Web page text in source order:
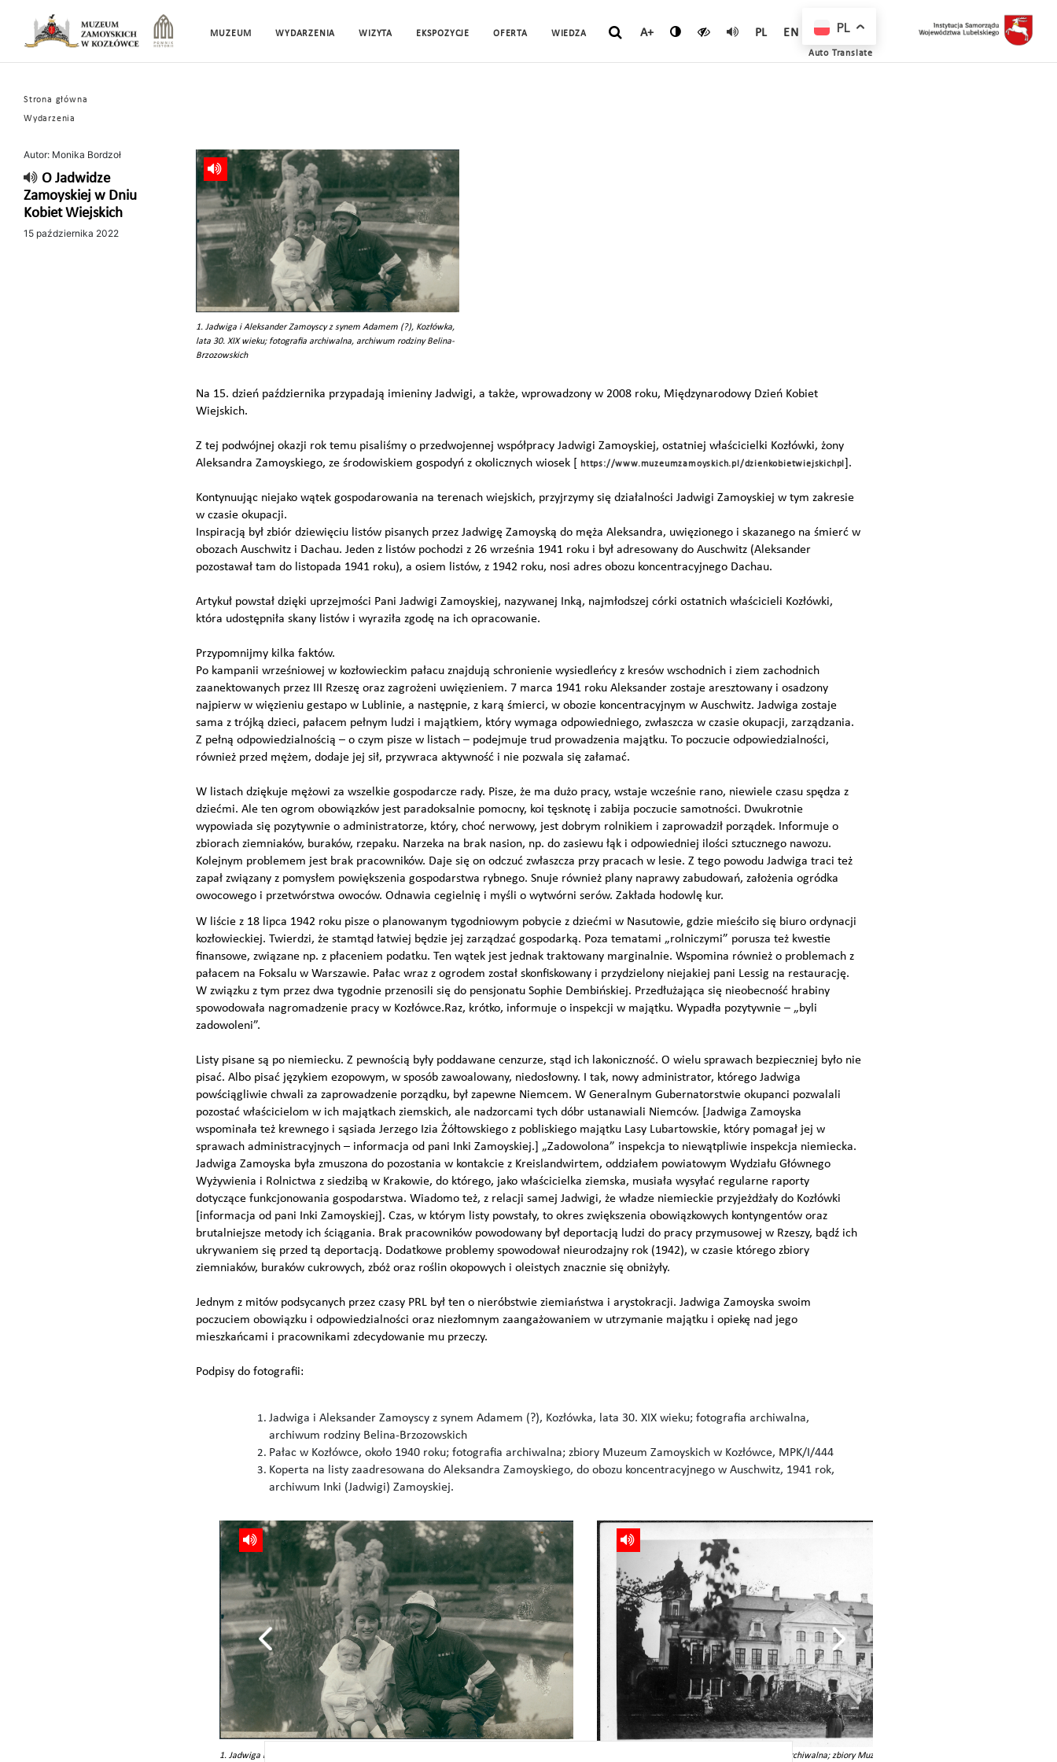
MUZEUM WYDARZENIA WIZYTA EKSPOZYCJE OFERTA WIEDZA A+ PL EN
Strona główna
Wydarzenia
Autor: Monika Bordzoł
O Jadwidze
Zamoyskiej w Dniu
Kobiet Wiejskich
15 października 2022
1. Jadwiga i Aleksander Zamoyscy z synem Adamem (?), Kozłówka,
lata 30. XIX wieku; fotografia archiwalna, archiwum rodziny Belina-
Brzozowskich
Na 15. dzień października przypadają imieniny Jadwigi, a także, wprowadzony w 2008 roku, Międzynarodowy Dzień Kobiet
Wiejskich.
Z tej podwójnej okazji rok temu pisaliśmy o przedwojennej współpracy Jadwigi Zamoyskiej, ostatniej właścicielki Kozłówki, żony
Aleksandra Zamoyskiego, ze środowiskiem gospodyń z okolicznych wiosek [
https://www.muzeumzamoyskich.pl/dzienkobietwiejskichpl ].
Kontynuując niejako wątek gospodarowania na terenach wiejskich, przyjrzymy się działalności Jadwigi Zamoyskiej w tym zakresie
w czasie okupacji.
Inspiracją był zbiór dziewięciu listów pisanych przez Jadwigę Zamoyską do męża Aleksandra, uwięzionego i skazanego na śmierć w
obozach Auschwitz i Dachau. Jeden z listów pochodzi z 26 września 1941 roku i był adresowany do Auschwitz (Aleksander
pozostawał tam do listopada 1941 roku), a osiem listów, z 1942 roku, nosi adres obozu koncentracyjnego Dachau.
Artykuł powstał dzięki uprzejmości Pani Jadwigi Zamoyskiej, nazywanej Inką, najmłodszej córki ostatnich właścicieli Kozłówki,
która udostępniła skany listów i wyraziła zgodę na ich opracowanie.
Przypomnijmy kilka faktów.
Po kampanii wrześniowej w kozłowieckim pałacu znajdują schronienie wysiedleńcy z kresów wschodnich i ziem zachodnich
zaanektowanych przez III Rzeszę oraz zagrożeni uwięzieniem. 7 marca 1941 roku Aleksander zostaje aresztowany i osadzony
najpierw w więzieniu gestapo w Lublinie, a następnie, z karą śmierci, w obozie koncentracyjnym w Auschwitz. Jadwiga zostaje
sama z trójką dzieci, pałacem pełnym ludzi i majątkiem, który wymaga odpowiedniego, zwłaszcza w czasie okupacji, zarządzania.
Z pełną odpowiedzialnością – o czym pisze w listach – podejmuje trud prowadzenia majątku. To poczucie odpowiedzialności,
również przed mężem, dodaje jej sił, przywraca aktywność i nie pozwala się załamać.
W listach dziękuje mężowi za wszelkie gospodarcze rady. Pisze, że ma dużo pracy, wstaje wcześnie rano, niewiele czasu spędza z
dziećmi. Ale ten ogrom obowiązków jest paradoksalnie pomocny, koi tęsknotę i zabija poczucie samotności. Dwukrotnie
wypowiada się pozytywnie o administratorze, który, choć nerwowy, jest dobrym rolnikiem i zaprowadził porządek. Informuje o
zbiorach ziemniaków, buraków, rzepaku. Narzeka na brak nasion, np. do zasiewu łąk i odpowiedniej ilości sztucznego nawozu.
Kolejnym problemem jest brak pracowników. Daje się on odczuć zwłaszcza przy pracach w lesie. Z tego powodu Jadwiga traci też
zapał związany z pomysłem powiększenia gospodarstwa rybnego. Snuje również plany naprawy zabudowań, założenia ogródka
owocowego i przetwórstwa owoców. Odnawia cegielnię i myśli o wytwórni serów. Zakłada hodowlę kur.
W liście z 18 lipca 1942 roku pisze o planowanym tygodniowym pobycie z dziećmi w Nasutowie, gdzie mieściło się biuro ordynacji
kozłowieckiej. Twierdzi, że stamtąd łatwiej będzie jej zarządzać gospodarką. Poza tematami „rolniczymi” porusza też kwestie
finansowe, związane np. z płaceniem podatku. Ten wątek jest jednak traktowany marginalnie. Wspomina również o problemach z
pałacem na Foksalu w Warszawie. Pałac wraz z ogrodem został skonfiskowany i przydzielony niejakiej pani Lessig na restaurację.
W związku z tym przez dwa tygodnie przenosili się do pensjonatu Sophie Dembińskiej. Przedłużająca się nieobecność hrabiny
spowodowała nagromadzenie pracy w Kozłówce.Raz, krótko, informuje o inspekcji w majątku. Wypadła pozytywnie – „byli
zadowoleni”.
Listy pisane są po niemiecku. Z pewnością były poddawane cenzurze, stąd ich lakoniczność. O wielu sprawach bezpieczniej było nie
pisać. Albo pisać językiem ezopowym, w sposób zawoalowany, niedosłowny. I tak, nowy administrator, którego Jadwiga
powściągliwie chwali za zaprowadzenie porządku, był zapewne Niemcem. W Generalnym Gubernatorstwie okupanci pozwalali
pozostać właścicielom w ich majątkach ziemskich, ale nadzorcami tych dóbr ustanawiali Niemców. [Jadwiga Zamoyska
wspominała też krewnego i sąsiada Jerzego Izia Żółtowskiego z pobliskiego majątku Lasy Lubartowskie, który pomagał jej w
sprawach administracyjnych – informacja od pani Inki Zamoyskiej.] „Zadowolona” inspekcja to niewątpliwie inspekcja niemiecka.
Jadwiga Zamoyska była zmuszona do pozostania w kontakcie z Kreislandwirtem, oddziałem powiatowym Wydziału Głównego
Wyżywienia i Rolnictwa z siedzibą w Krakowie, do którego, jako właścicielka ziemska, musiała wysyłać regularne raporty
dotyczące funkcjonowania gospodarstwa. Wiadomo też, z relacji samej Jadwigi, że władze niemieckie przyjeżdżały do Kozłówki
[informacja od pani Inki Zamoyskiej]. Czas, w którym listy powstały, to okres zwiększenia obowiązkowych kontyngentów oraz
brutalniejsze metody ich ściągania. Brak pracowników powodowany był deportacją ludzi do pracy przymusowej w Rzeszy, bądź ich
ukrywaniem się przed tą deportacją. Dodatkowe problemy spowodował nieurodzajny rok (1942), w czasie którego zbiory
ziemniaków, buraków cukrowych, zbóż oraz roślin okopowych i oleistych znacznie się obniżyły.
Jednym z mitów podsycanych przez czasy PRL był ten o nieróbstwie ziemiaństwa i arystokracji. Jadwiga Zamoyska swoim
poczuciem obowiązku i odpowiedzialności oraz niezłomnym zaangażowaniem w utrzymanie majątku i opiekę nad jego
mieszkańcami i pracownikami zdecydowanie mu przeczy.
Podpisy do fotografii:
Jadwiga i Aleksander Zamoyscy z synem Adamem (?), Kozłówka, lata 30. XIX wieku; fotografia archiwalna,
archiwum rodziny Belina-Brzozowskich
Pałac w Kozłówce, około 1940 roku; fotografia archiwalna; zbiory Muzeum Zamoyskich w Kozłówce, MPK/I/444
Koperta na listy zaadresowana do Aleksandra Zamoyskiego, do obozu koncentracyjnego w Auschwitz, 1941 rok,
archiwum Inki (Jadwigi) Zamoyskiej.
1. Jadwiga i Aleksander Zamoyscy z synem Adamem (?), Kozłówka, lata 30. XIX wieku; 2. Pałac w Kozłówce, około 1940 roku; fotografia archiwalna; zbiory Muzeum Zamoyskich w
PL
Auto Translate